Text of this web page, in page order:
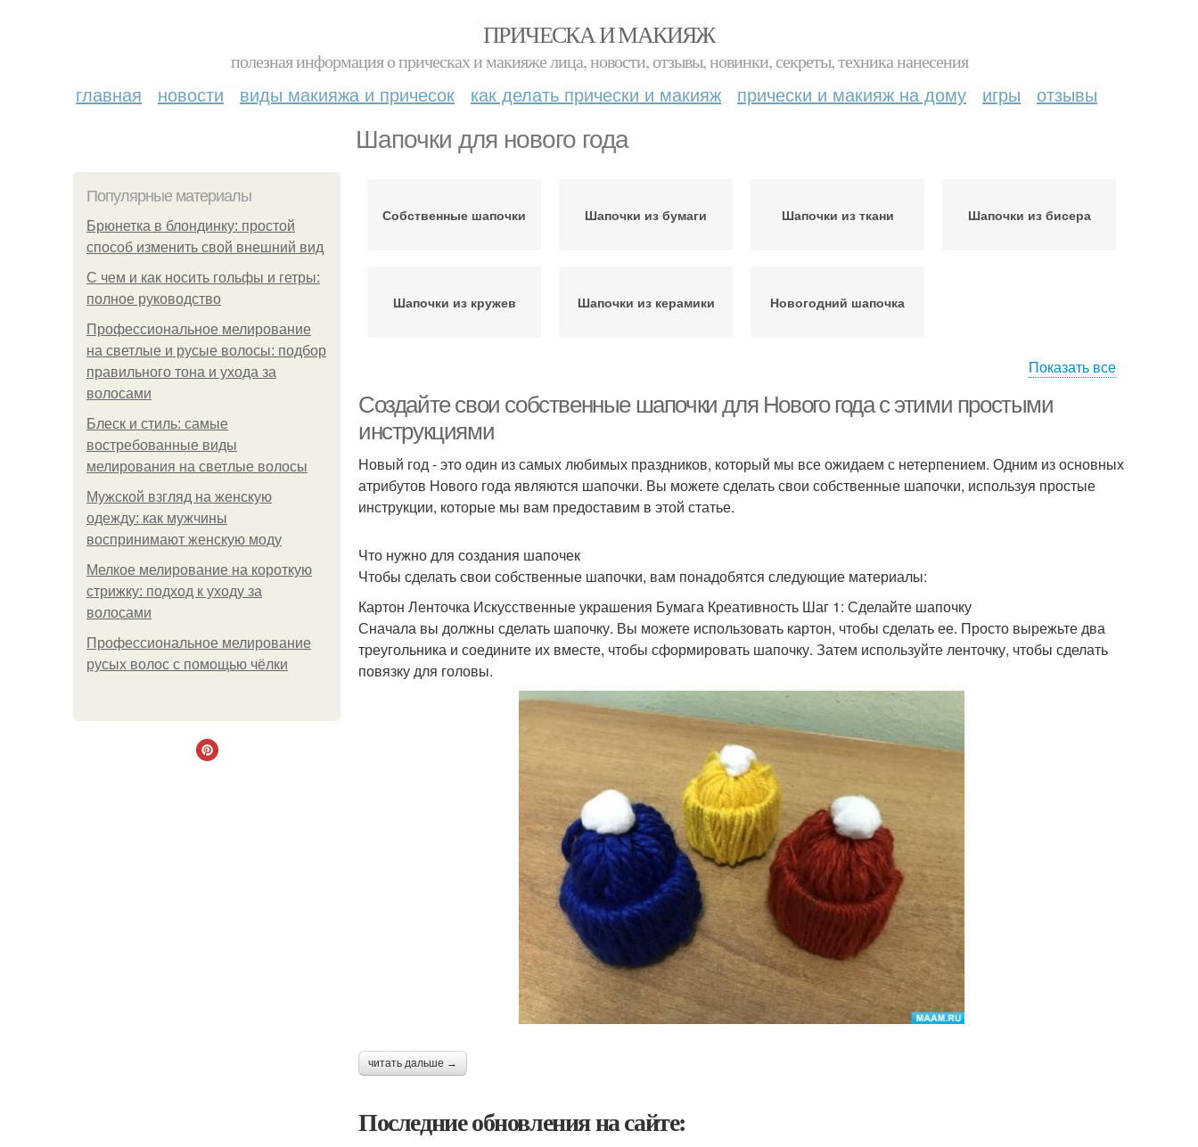
ПРИЧЕСКА И МАКИЯЖ
полезная информация о прическах и макияже лица, новости, отзывы, новинки, секреты, техника нанесения
главная новости виды макияжа и причесок как делать прически и макияж прически и макияж на дому игры отзывы
Шапочки для нового года
Популярные материалы
Брюнетка в блондинку: простой
способ изменить свой внешний вид
С чем и как носить гольфы и гетры:
полное руководство
Профессиональное мелирование
на светлые и русые волосы: подбор
правильного тона и ухода за
волосами
Блеск и стиль: самые
востребованные виды
мелирования на светлые волосы
Мужской взгляд на женскую
одежду: как мужчины
воспринимают женскую моду
Мелкое мелирование на короткую
стрижку: подход к уходу за
волосами
Профессиональное мелирование
русых волос с помощью чёлки
Собственные шапочки Шапочки из бумаги Шапочки из ткани Шапочки из бисера
Шапочки из кружев Шапочки из керамики Новогодний шапочка
Показать все
Создайте свои собственные шапочки для Нового года с этими простыми
инструкциями
Новый год - это один из самых любимых праздников, который мы все ожидаем с нетерпением. Одним из основных
атрибутов Нового года являются шапочки. Вы можете сделать свои собственные шапочки, используя простые
инструкции, которые мы вам предоставим в этой статье.
Что нужно для создания шапочек
Чтобы сделать свои собственные шапочки, вам понадобятся следующие материалы:
Картон Ленточка Искусственные украшения Бумага Креативность Шаг 1: Сделайте шапочку
Сначала вы должны сделать шапочку. Вы можете использовать картон, чтобы сделать ее. Просто вырежьте два
треугольника и соедините их вместе, чтобы сформировать шапочку. Затем используйте ленточку, чтобы сделать
повязку для головы.
читать дальше →
Последние обновления на сайте: